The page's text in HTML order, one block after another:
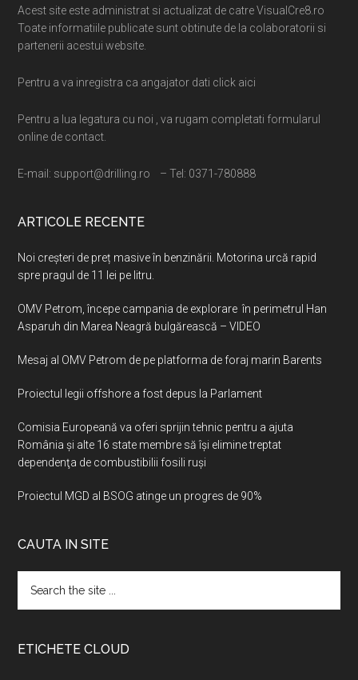
Acest site este administrat si actualizat de catre VisualCre8.ro
Toate informatiile publicate sunt obtinute de la colaboratorii si
partenerii acestui website.
Pentru a va inregistra ca angajator dati click aici
Pentru a lua legatura cu noi , va rugam completati formularul
online de contact.
E-mail: support@drilling.ro – Tel: 0371-780888
ARTICOLE RECENTE
Noi creșteri de preț masive în benzinării. Motorina urcă rapid
spre pragul de 11 lei pe litru.
OMV Petrom, începe campania de explorare în perimetrul Han
Asparuh din Marea Neagră bulgărească – VIDEO
Mesaj al OMV Petrom de pe platforma de foraj marin Barents
Proiectul legii offshore a fost depus la Parlament
Comisia Europeană va oferi sprijin tehnic pentru a ajuta
România şi alte 16 state membre să îşi elimine treptat
dependenţa de combustibilii fosili ruşi
Proiectul MGD al BSOG atinge un progres de 90%
CAUTA IN SITE
the
ETICHETE CLOUD